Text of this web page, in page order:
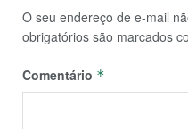
O seu endereço de e-mail
obrigatórios são marcados
Comentário *